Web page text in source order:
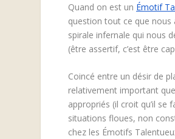
Quand on est un Émotif
question tout ce que nous
spirale infernale qui nous
(être assertif, c’est être
Coincé entre un désir de
relativement important que
appropriés (il croit qu’il se
situations floues, non
chez les Émotifs